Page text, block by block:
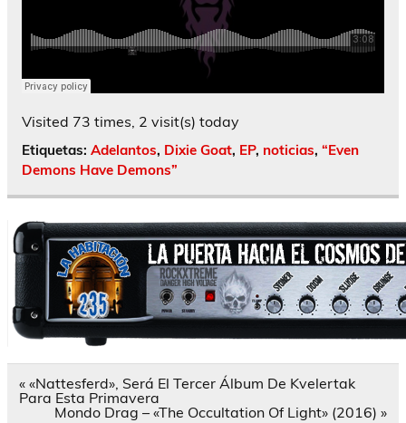
Visited 73 times, 2 visit(s) today
Etiquetas: Adelantos, Dixie Goat, EP, noticias, “Even
Demons Have Demons”
Navegación
de
entradas
« «Nattesferd», Será El Tercer Álbum De Kvelertak
Para Esta Primavera
Mondo Drag – «The Occultation Of Light» (2016) »